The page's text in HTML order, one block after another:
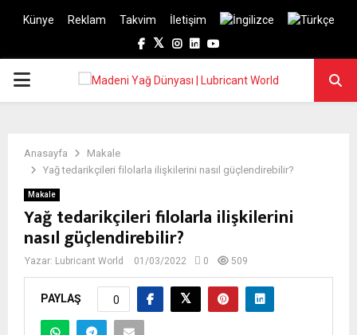
Künye Reklam Takvim
İletişim
Facebook
TwitterInstagram
LinkedinYoutube
PRIMARY
Anasayfa
Makale
Yağ tedarikçileri filolarla ilişkilerini nasıl güçlendirebilir?
Makale
Yağ tedarikçileri filolarla ilişkilerini
nasıl güçlendirebilir?
Yazar: Lubricant World 01/03/2022 0 509
PAYLAŞ 0